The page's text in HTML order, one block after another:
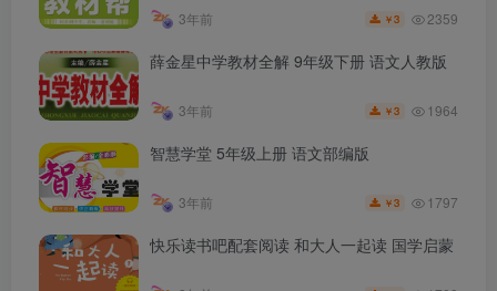
3年前 ￥3 2359
薛金星中学教材全解 9年级下册 语文人教版
3年前 ￥3 1964
智慧学堂 5年级上册 语文部编版
3年前 ￥3 1797
快乐读书吧配套阅读 和大人一起读 国学启蒙